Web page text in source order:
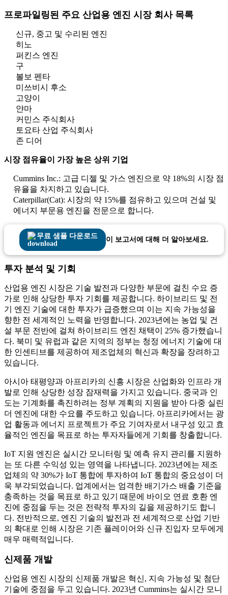
프로파일링된 주요 산업용 엔진 시장 회사 목록
신규, 중고 및 수리된 엔진
히노
퍼킨스 엔진
구
볼보 펜타
미쓰비시 후소
고양이
얀마
커민스 주식회사
토요타 산업 주식회사
존 디어
시장 점유율이 가장 높은 상위 기업
Cummins Inc.: 고급 디젤 및 가스 엔진으로 약 18%의 시장 점
유율을 차지하고 있습니다.
Caterpillar(Cat): 시장의 약 15%를 점유하고 있으며 건설 및
에너지 부문용 엔진을 전문으로 합니다.
무료 샘플 다운로드 이 보고서에 대해 더 알아보세요.
투자 분석 및 기회
산업용 엔진 시장은 기술 발전과 다양한 부문에 걸친 수요 증
가로 인해 상당한 투자 기회를 제공합니다. 하이브리드 및 전
기 엔진 기술에 대한 투자가 급증했으며 이는 지속 가능성을
향한 전 세계적인 노력을 반영합니다. 2023년에는 농업 및 건
설 부문 전반에 걸쳐 하이브리드 엔진 채택이 25% 증가했습니
다. 북미 및 유럽과 같은 지역의 정부는 청정 에너지 기술에 대
한 인센티브를 제공하여 제조업체의 혁신과 확장을 장려하고
있습니다.
아시아 태평양과 아프리카의 신흥 시장은 산업화와 인프라 개
발로 인해 상당한 성장 잠재력을 가지고 있습니다. 중국과 인
도는 기계화를 촉진하려는 정부 계획의 지원을 받아 다중 실린
더 엔진에 대한 수요를 주도하고 있습니다. 아프리카에서는 광
업 활동과 에너지 프로젝트가 주요 기여자로서 내구성 있고 효
율적인 엔진을 목표로 하는 투자자들에게 기회를 창출합니다.
IoT 지원 엔진은 실시간 모니터링 및 예측 유지 관리를 지원하
는 또 다른 수익성 있는 영역을 나타냅니다. 2023년에는 제조
업체의 약 30%가 IoT 통합에 투자하여 IoT 통합의 중요성이 더
욱 부각되었습니다. 업계에서는 엄격한 배기가스 배출 기준을
충족하는 것을 목표로 하고 있기 때문에 바이오 연료 호환 엔
진에 중점을 두는 것은 전략적 투자의 길을 제공하기도 합니
다. 전반적으로, 엔진 기술의 발전과 전 세계적으로 산업 기반
의 확대로 인해 시장은 기존 플레이어와 신규 진입자 모두에게
매우 매력적입니다.
신제품 개발
산업용 엔진 시장의 신제품 개발은 혁신, 지속 가능성 및 첨단
기술에 중점을 두고 있습니다. 2023년 Cummins는 실시간 모니